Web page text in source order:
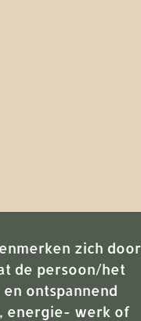
zich door
de persoon/het
ontspannend
energie- werk of